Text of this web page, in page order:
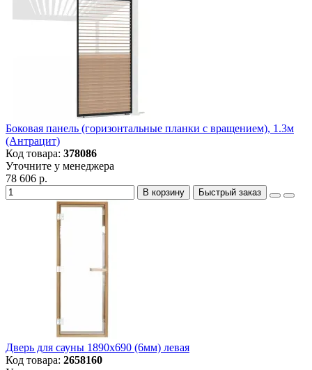
Боковая панель (горизонтальные планки с вращением), 1.3м
(Антрацит)
Код товара: 378086
Уточните у менеджера
78 606 р.
В корзину Быстрый заказ
Дверь для сауны 1890х690 (6мм) левая
Код товара: 2658160